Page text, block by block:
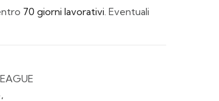
70 giorni lavorativi . Eventuali